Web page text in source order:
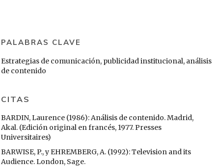
PALABRAS CLAVE
Estrategias de comunicación, publicidad institucional, análisis
de contenido
CITAS
BARDIN, Laurence (1986): Análisis de contenido. Madrid,
Akal. (Edición original en francés, 1977. Presses
Universitaires)
BARWISE, P., y EHREMBERG, A. (1992): Television and its
Audience. London, Sage.